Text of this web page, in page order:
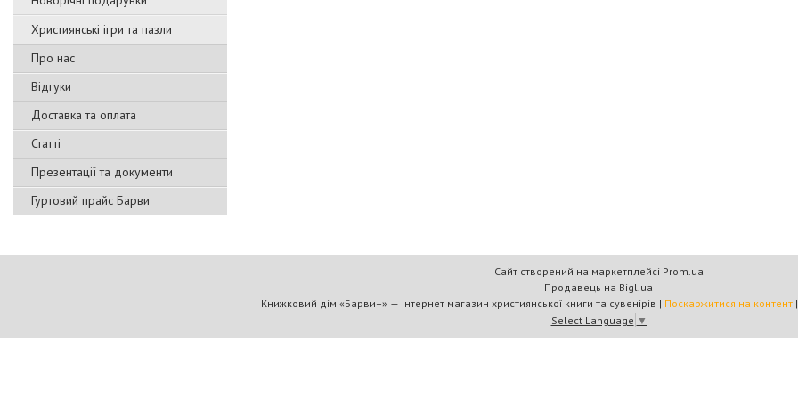
Християнські ігри та пазли
Про нас
Відгуки
Доставка та оплата
Статті
Презентації та документи
Гуртовий прайс Барви
Сайт створений на маркетплейсі Prom.ua
Продавець на Bigl.ua
Книжковий дім «Барви+» — Інтернет магазин християнської книги та сувенірів | Поскаржитися на контент |
Select Language ▼